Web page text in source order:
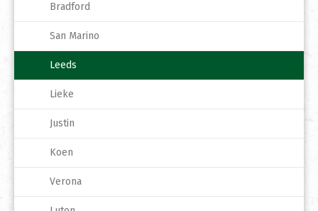
Bradford
San Marino
Leeds
Lieke
Justin
Koen
Verona